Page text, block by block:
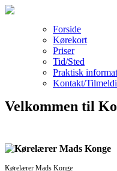
Forside
Kørekort
Priser
Tid/Sted
Praktisk
Kontakt/
Velkommen til
Kørelærer Mads Konge